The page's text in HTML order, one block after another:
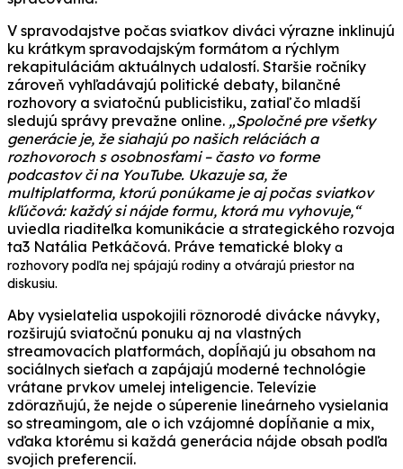
V spravodajstve počas sviatkov diváci výrazne inklinujú
ku krátkym spravodajským formátom a rýchlym
rekapituláciám aktuálnych udalostí. Staršie ročníky
zároveň vyhľadávajú politické debaty, bilančné
rozhovory a sviatočnú publicistiku, zatiaľ čo mladší
sledujú správy prevažne online. „Spoločné pre všetky
generácie je, že siahajú po našich reláciách a
rozhovoroch s osobnosťami – často vo forme
podcastov či na YouTube. Ukazuje sa, že
multiplatforma, ktorú ponúkame je aj počas sviatkov
kľúčová: každý si nájde formu, ktorá mu vyhovuje,“
uviedla riaditeľka komunikácie a strategického rozvoja
ta3 Natália Petkáčová. Práve tematické bloky a
rozhovory podľa nej spájajú rodiny a otvárajú priestor na
diskusiu.
Aby vysielatelia uspokojili rôznorodé divácke návyky,
rozširujú sviatočnú ponuku aj na vlastných
streamovacích platformách, dopĺňajú ju obsahom na
sociálnych sieťach a zapájajú moderné technológie
vrátane prvkov umelej inteligencie. Televízie
zdôrazňujú, že nejde o súperenie lineárneho vysielania
so streamingom, ale o ich vzájomné dopĺňanie a mix,
vďaka ktorému si každá generácia nájde obsah podľa
svojich preferencií.